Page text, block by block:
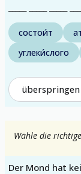
_____ _____ _____
состои́т
углеки́слого
überspringen
Wähle die
Der Mond hat